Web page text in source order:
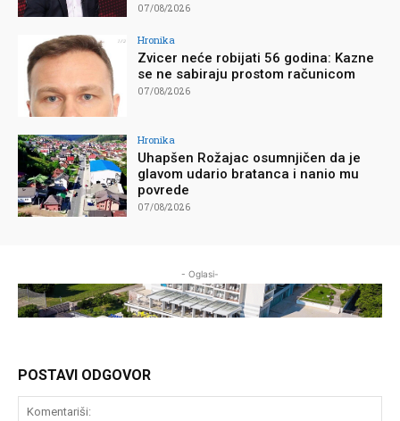
07/08/2026
Hronika
Zvicer neće robijati 56 godina: Kazne
se ne sabiraju prostom računicom
07/08/2026
Hronika
Uhapšen Rožajac osumnjičen da je
glavom udario bratanca i nanio mu
povrede
07/08/2026
- Oglasi-
POSTAVI ODGOVOR